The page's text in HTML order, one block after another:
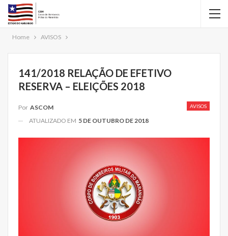
Home AVISOS
141/2018 RELAÇÃO DE EFETIVO
RESERVA – ELEIÇÕES 2018
AVISOS
Por ASCOM
ATUALIZADO EM 5 DE OUTUBRO DE 2018